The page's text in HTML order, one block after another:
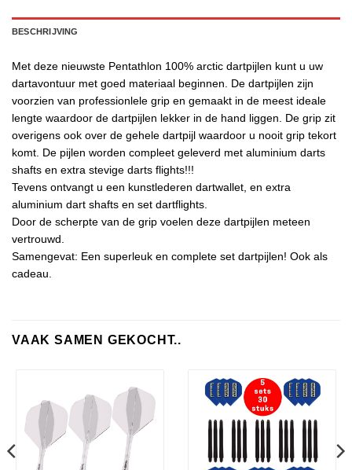
BESCHRIJVING
Met deze nieuwste Pentathlon 100% arctic dartpijlen kunt u uw
dartavontuur met goed materiaal beginnen. De dartpijlen zijn
voorzien van professionlele grip en gemaakt in de meest ideale
lengte waardoor de dartpijlen lekker in de hand liggen. De grip zit
overigens ook over de gehele dartpijl waardoor u nooit grip tekort
komt. De pijlen worden compleet geleverd met aluminium darts
shafts en extra stevige darts flights!!!
Tevens ontvangt u een kunstlederen dartwallet, en extra
aluminium dart shafts en set dartflights.
Door de scherpte van de grip voelen deze dartpijlen meteen
vertrouwd.
Samengevat: Een superleuk en complete set dartpijlen! Ook als
cadeau.
VAAK SAMEN GEKOCHT..